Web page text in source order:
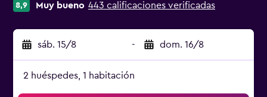
8,9 Muy bueno 443 calificaciones verificadas
sáb. 15/8 - dom. 16/8
2 huéspedes, 1 habitación